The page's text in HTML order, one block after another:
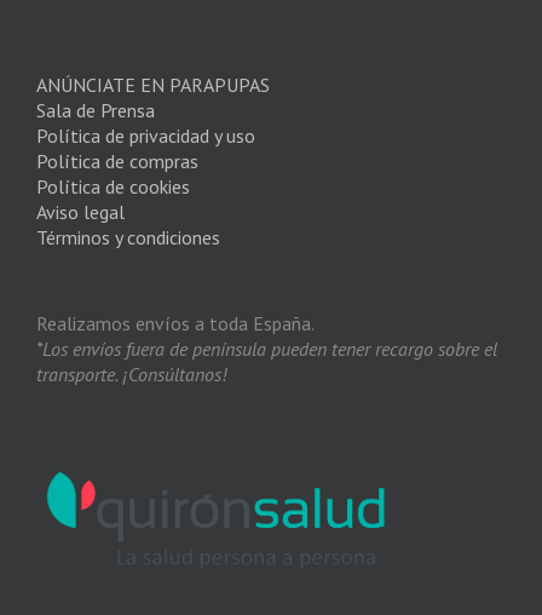
ANÚNCIATE EN PARAPUPAS
Sala de Prensa
Política de privacidad y uso
Política de compras
Política de cookies
Aviso legal
Términos y condiciones
Realizamos envíos a toda España.
*Los envíos fuera de península pueden tener recargo sobre el
transporte. ¡Consúltanos!